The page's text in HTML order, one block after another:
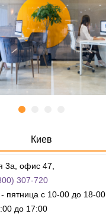
Киев
3а, офис 47,
307-720
пятница с 10-00 до 18-00,
до 17:00